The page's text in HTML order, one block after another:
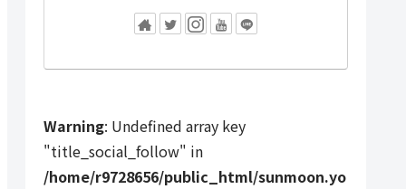
Warning: Undefined array key
"title_social_follow" in
/home/r9728656/public_html/sunmoon.yo